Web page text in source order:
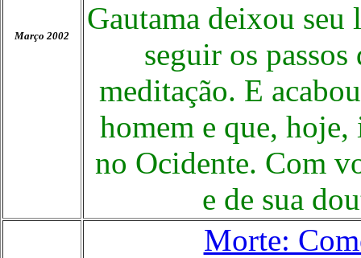
Março 2002
Gautama deixou
seguir os
meditação. E
homem e que, hoje,
no Ocidente. Com
e de sua
Morte: